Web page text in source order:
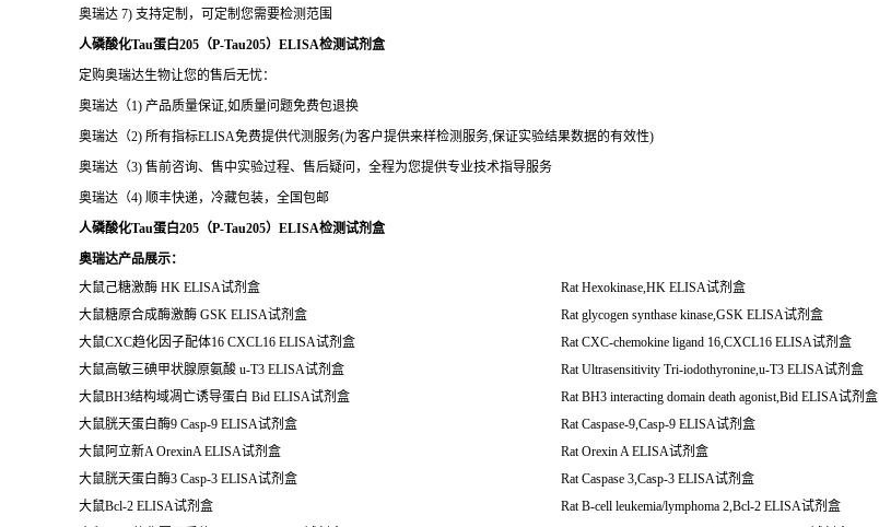
奥瑞达 7) 支持定制，可定制您需要检测范围
人磷酸化Tau蛋白205（P-Tau205）ELISA检测试剂盒
定购奥瑞达生物让您的售后无忧：
奥瑞达（1) 产品质量保证,如质量问题免费包退换
奥瑞达（2) 所有指标ELISA免费提供代测服务(为客户提供来样检测服务,保证实验结果数据的有效性)
奥瑞达（3) 售前咨询、售中实验过程、售后疑问，全程为您提供专业技术指导服务
奥瑞达（4) 顺丰快递，冷藏包装，全国包邮
人磷酸化Tau蛋白205（P-Tau205）ELISA检测试剂盒
奥瑞达产品展示：
大鼠己糖激酶 HK ELISA试剂盒 Rat Hexokinase,HK ELISA试剂盒
大鼠糖原合成酶激酶 GSK ELISA试剂盒 Rat glycogen synthase kinase,GSK ELISA试剂盒
大鼠CXC趋化因子配体16 CXCL16 ELISA试剂盒 Rat CXC-chemokine ligand 16,CXCL16 ELISA试剂盒
大鼠高敏三碘甲状腺原氨酸 u-T3 ELISA试剂盒 Rat Ultrasensitivity Tri-iodothyronine,u-T3 ELISA试剂盒
大鼠BH3结构域凋亡诱导蛋白 Bid ELISA试剂盒 Rat BH3 interacting domain death agonist,Bid ELISA试剂盒
大鼠胱天蛋白酶9 Casp-9 ELISA试剂盒 Rat Caspase-9,Casp-9 ELISA试剂盒
大鼠阿立新A OrexinA ELISA试剂盒 Rat Orexin A ELISA试剂盒
大鼠胱天蛋白酶3 Casp-3 ELISA试剂盒 Rat Caspase 3,Casp-3 ELISA试剂盒
大鼠Bcl-2 ELISA试剂盒 Rat B-cell leukemia/lymphoma 2,Bcl-2 ELISA试剂盒